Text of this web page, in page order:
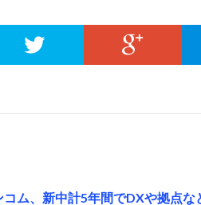
コム、新中計5年間でDXや拠点